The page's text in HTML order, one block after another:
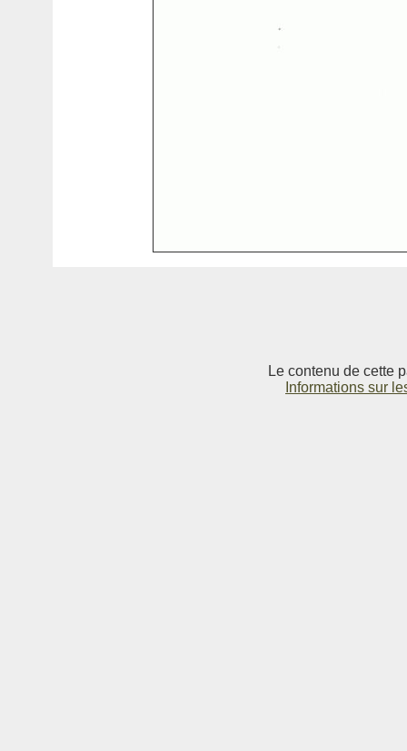
Le contenu de cette
Informations sur